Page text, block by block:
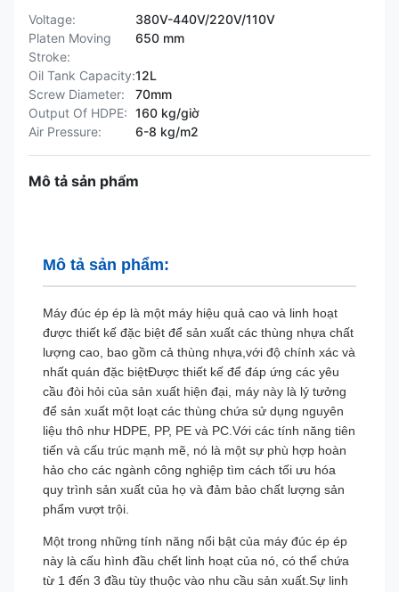
Voltage:
380V-440V/220V/110V
Platen Moving
Stroke:
650 mm
Oil Tank Capacity:12L
Screw Diameter:
70mm
Output Of HDPE: 160 kg/giờ
Air Pressure:
6-8 kg/m2
Mô tả sản phẩm
Mô tả sản phẩm:
Máy đúc ép ép là một máy hiệu quả cao và linh hoạt
được thiết kế đặc biệt để sản xuất các thùng nhựa chất
lượng cao, bao gồm cả thùng nhựa,với độ chính xác và
nhất quán đặc biệtĐược thiết kế để đáp ứng các yêu
cầu đòi hỏi của sản xuất hiện đại, máy này là lý tưởng
để sản xuất một loạt các thùng chứa sử dụng nguyên
liệu thô như HDPE, PP, PE và PC.Với các tính năng tiên
tiến và cấu trúc mạnh mẽ, nó là một sự phù hợp hoàn
hảo cho các ngành công nghiệp tìm cách tối ưu hóa
quy trình sản xuất của họ và đảm bảo chất lượng sản
phẩm vượt trội.
Một trong những tính năng nổi bật của máy đúc ép ép
này là cấu hình đầu chết linh hoạt của nó, có thể chứa
từ 1 đến 3 đầu tùy thuộc vào nhu cầu sản xuất.Sự linh